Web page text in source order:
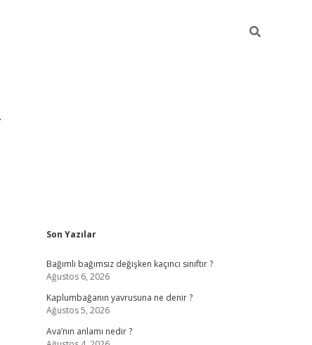
Sidebar
Son Yazılar
Bağımlı bağımsız değişken kaçıncı sınıftır ?
Ağustos 6, 2026
Kaplumbağanın yavrusuna ne denir ?
Ağustos 5, 2026
Ava’nın anlamı nedir ?